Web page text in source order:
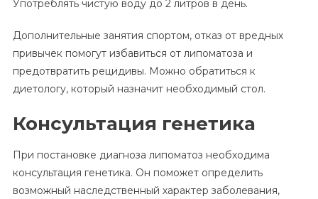
Употреблять чистую воду до 2 литров в день.
Дополнительные занятия спортом, отказ от вредных
привычек помогут избавиться от липоматоза и
предотвратить рецидивы. Можно обратиться к
диетологу, который назначит необходимый стол.
Консультация генетика
При постановке диагноза липоматоз необходима
консультация генетика. Он поможет определить
возможный наследственный характер заболевания,